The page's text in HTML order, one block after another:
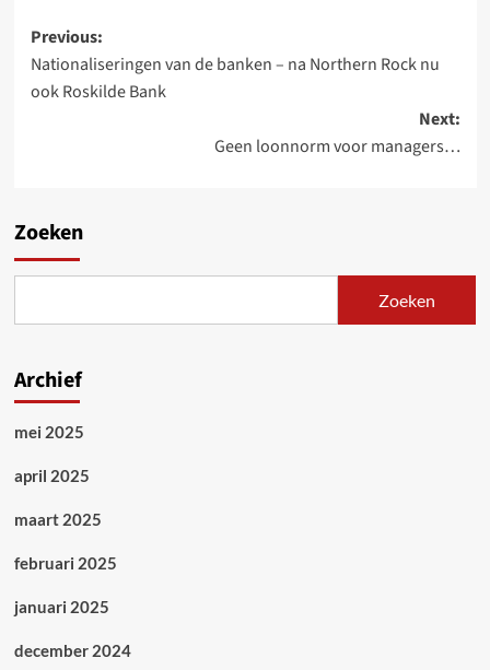
Post
navigation
Previous:
Nationaliseringen van de banken – na Northern Rock nu
ook Roskilde Bank
Next:
Geen loonnorm voor managers…
Zoeken
Zoeken
Archief
mei 2025
april 2025
maart 2025
februari 2025
januari 2025
december 2024